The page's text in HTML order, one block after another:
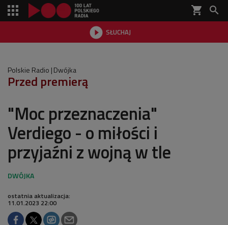
shopping_cart 
 SŁUCHAJ

Polskie Radio Dwójka
Przed premierą
"Moc przeznaczenia"
Verdiego - o miłości i
przyjaźni z wojną w tle
ostatnia aktualizacja:
11.01.2023 22:00